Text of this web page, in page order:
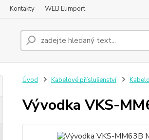
Kontakty WEB Elimport
Úvod Kabelové příslušenství
Vývodka VKS-